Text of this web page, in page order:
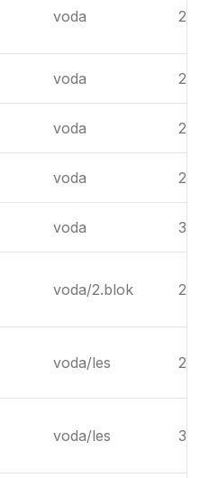
voda 2NP
voda 2NP
voda 2NP
voda 2NP
voda 3NP
voda/2.blok 2PP
voda/les 2NP
voda/les 3NP